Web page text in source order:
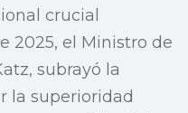
crucial
2025, el Ministro de
subrayó la
la superioridad